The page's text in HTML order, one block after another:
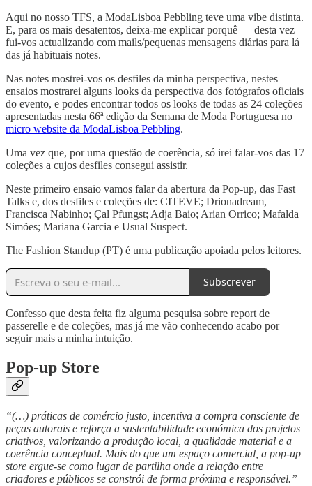
Aqui no nosso TFS, a ModaLisboa Pebbling teve uma vibe distinta.
E, para os mais desatentos, deixa-me explicar porquê — desta vez
fui-vos actualizando com mails/pequenas mensagens diárias para lá
das já habituais notes.
Nas notes mostrei-vos os desfiles da minha perspectiva, nestes
ensaios mostrarei alguns looks da perspectiva dos fotógrafos oficiais
do evento, e podes encontrar todos os looks de todas as 24 coleções
apresentadas nesta 66ª edição da Semana de Moda Portuguesa no
micro website da ModaLisboa Pebbling.
Uma vez que, por uma questão de coerência, só irei falar-vos das 17
coleções a cujos desfiles consegui assistir.
Neste primeiro ensaio vamos falar da abertura da Pop-up, das Fast
Talks e, dos desfiles e coleções de: CITEVE; Drionadream,
Francisca Nabinho; Çal Pfungst; Adja Baio; Arian Orrico; Mafalda
Simões; Mariana Garcia e Usual Suspect.
The Fashion Standup (PT) é uma publicação apoiada pelos leitores.
Subscrever
Confesso que desta feita fiz alguma pesquisa sobre report de
passerelle e de coleções, mas já me vão conhecendo acabo por
seguir mais a minha intuição.
Pop-up Store
“(…) práticas de comércio justo, incentiva a compra consciente de
peças autorais e reforça a sustentabilidade económica dos projetos
criativos, valorizando a produção local, a qualidade material e a
coerência conceptual. Mais do que um espaço comercial, a pop-up
store ergue-se como lugar de partilha onde a relação entre
criadores e públicos se constrói de forma próxima e responsável.”